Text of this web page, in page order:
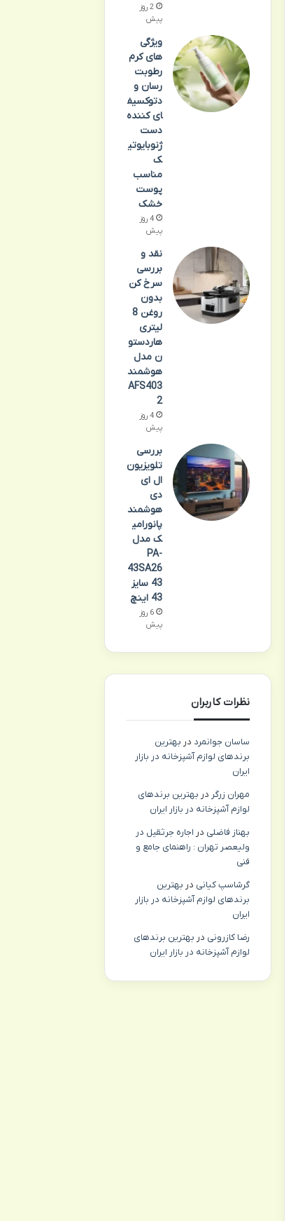
2 روز
پیش
ویژگی
های کرم
رطوبت
رسان و
دتوکسیف
ای کننده
دست
ژنوبایوتی
ک
مناسب
پوست
خشک
4 روز
پیش
نقد و
بررسی
سرخ کن
بدون
روغن 8
لیتری
هاردستو
ن مدل
هوشمند
AFS403
2
4 روز
پیش
بررسی
تلویزیون
ال ای
دی
هوشمند
پانورامی
ک مدل
PA-
43SA26
43 سایز
43 اینچ
6 روز
پیش
نظرات کاربران
ساسان جوانمرد در بهترین
برندهای لوازم آشپزخانه در بازار
ایران
مهران زرگر در بهترین برندهای
لوازم آشپزخانه در بازار ایران
بهناز فاضلی در اجاره جرثقیل در
ولیعصر تهران : راهنمای جامع و
فنی
گرشاسپ کیانی در بهترین
برندهای لوازم آشپزخانه در بازار
ایران
رضا کازرونی در بهترین برندهای
لوازم آشپزخانه در بازار ایران